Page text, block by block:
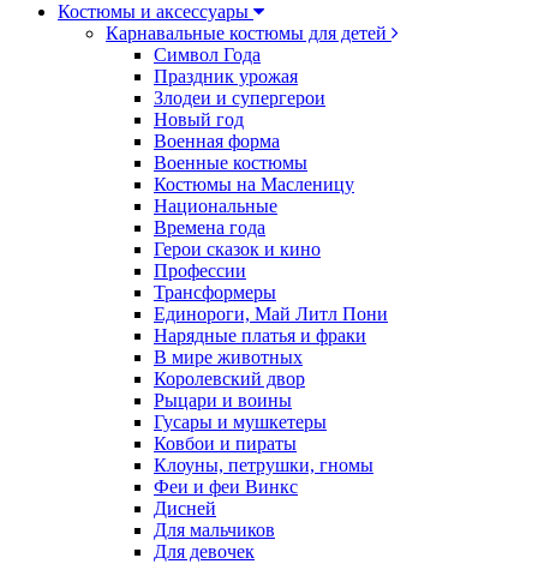
Костюмы и аксессуары
Карнавальные костюмы для детей
Символ Года
Праздник урожая
Злодеи и супергерои
Новый год
Военная форма
Военные костюмы
Костюмы на Масленицу
Национальные
Времена года
Герои сказок и кино
Профессии
Трансформеры
Единороги, Май Литл Пони
Нарядные платья и фраки
В мире животных
Королевский двор
Рыцари и воины
Гусары и мушкетеры
Ковбои и пираты
Клоуны, петрушки, гномы
Феи и феи Винкс
Дисней
Для мальчиков
Для девочек